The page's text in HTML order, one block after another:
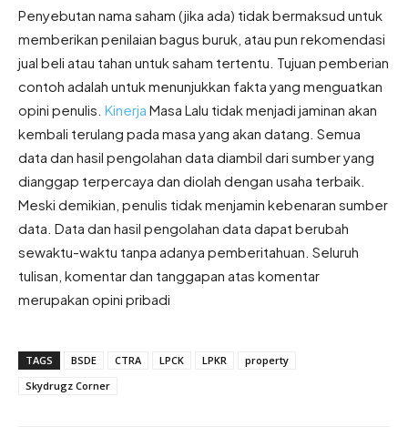
Penyebutan nama saham (jika ada) tidak bermaksud untuk
memberikan penilaian bagus buruk, atau pun rekomendasi
jual beli atau tahan untuk saham tertentu. Tujuan pemberian
contoh adalah untuk menunjukkan fakta yang menguatkan
opini penulis. Kinerja Masa Lalu tidak menjadi jaminan akan
kembali terulang pada masa yang akan datang. Semua
data dan hasil pengolahan data diambil dari sumber yang
dianggap terpercaya dan diolah dengan usaha terbaik.
Meski demikian, penulis tidak menjamin kebenaran sumber
data. Data dan hasil pengolahan data dapat berubah
sewaktu-waktu tanpa adanya pemberitahuan. Seluruh
tulisan, komentar dan tanggapan atas komentar
merupakan opini pribadi
TAGS BSDE CTRA LPCK LPKR
property
Skydrugz Corner